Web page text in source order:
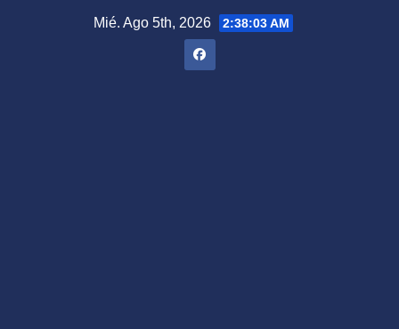
Mié. Ago 5th, 2026 2:38:04 AM